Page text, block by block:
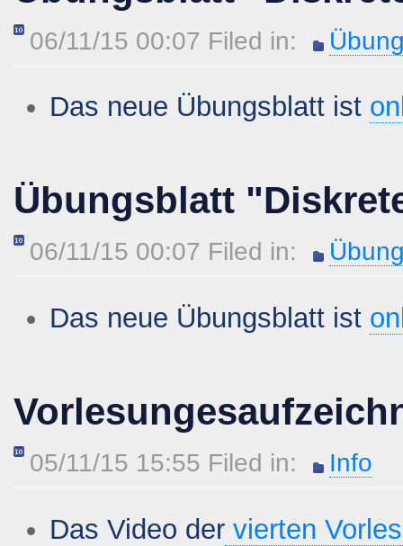
06/11/15 00:07 Filed in:
Das neue Übungsblatt ist
Übungsblatt
06/11/15 00:07 Filed in:
Das neue Übungsblatt ist
05/11/15 15:55 Filed in: Info
Das Video der vierten